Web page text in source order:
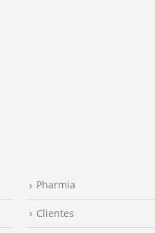
Pharmia
Clientes